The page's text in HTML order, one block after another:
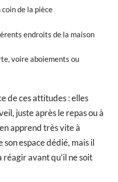
coin de la pièce
endroits de la maison
voire aboiements ou
de ces attitudes : elles
juste après le repas ou à
apprend très vite à
espace dédié, mais il
avant qu’il ne soit